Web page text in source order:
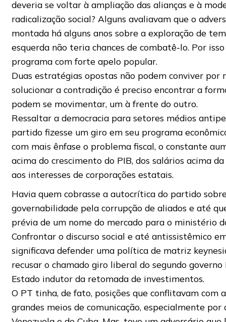
deveria se voltar à ampliação das alianças e à
radicalização social? Alguns avaliavam que o
montada há alguns anos sobre a exploração de
esquerda não teria chances de combatê-lo. Por
programa com forte apelo popular.
Duas estratégias opostas não podem conviver por
solucionar a contradição é preciso encontrar a
podem se movimentar, um à frente do outro.
Ressaltar a democracia para setores médios
partido fizesse um giro em seu programa
com mais ênfase o problema fiscal, o constante
acima do crescimento do PIB, dos salários acima
aos interesses de corporações estatais.
Havia quem cobrasse a autocrítica do partido
governabilidade pela corrupção de aliados e até
prévia de um nome do mercado para o ministério
Confrontar o discurso social e até antissistêmico
significava defender uma política de matriz
recusar o chamado giro liberal do segundo
Estado indutor da retomada de investimentos.
O PT tinha, de fato, posições que conflitavam com
grandes meios de comunicação, especialmente por